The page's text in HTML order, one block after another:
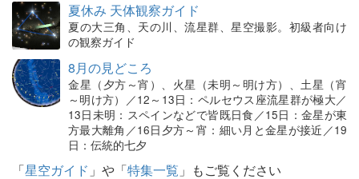
夏休み 天体観察ガイド
夏の大三角、天の川、流星群、星空撮影。初級者向け
の観察ガイド
8月の見どころ
金星（夕方～宵）、火星（未明～明け方）、土星（宵
～明け方）／12～13日：ペルセウス座流星群が極大／
13日未明：スペインなどで皆既日食／15日：金星が東
方最大離角／16日夕方～宵：細い月と金星が接近／19
日：伝統的七夕
「星空ガイド 」や「特集一覧 」もご覧ください